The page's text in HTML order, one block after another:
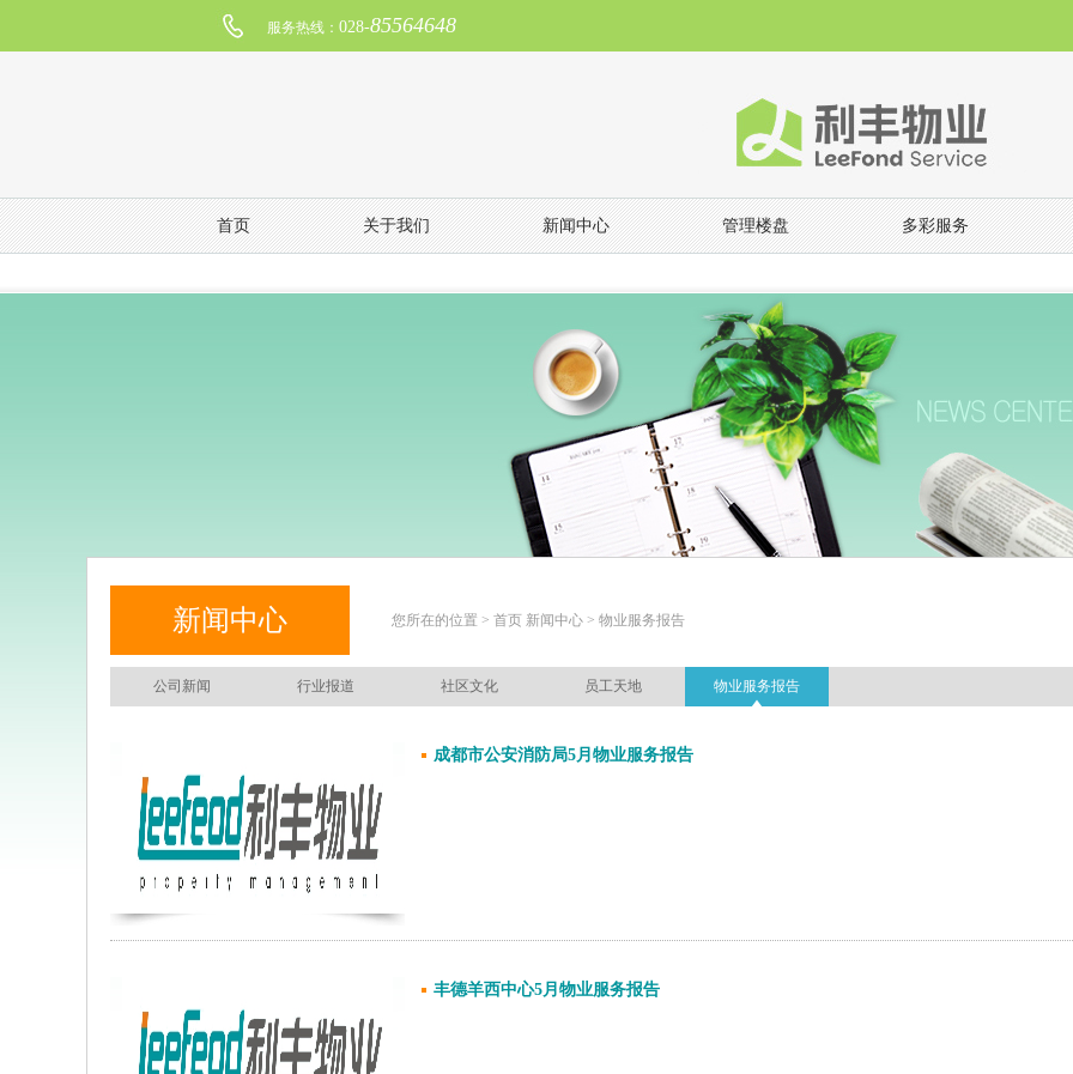
服务热线： 028-85564648
首页 关于我们 新闻中心 管理楼盘 多彩服务
新闻中心 您所在的位置 > 首页 新闻中心 > 物业服务报告
公司新闻 行业报道 社区文化 员工天地 物业服务报告
成都市公安消防局5月物业服务报告
丰德羊西中心5月物业服务报告